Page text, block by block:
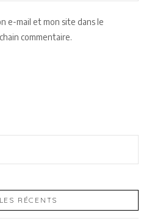
e-mail et mon site dans le
commentaire.
RÉCENTS